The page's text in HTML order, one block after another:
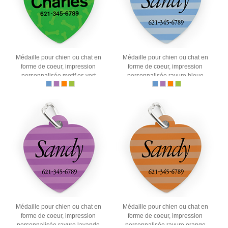
Médaille pour chien ou chat en
forme de coeur, impression
personnalisée motif os vert
Médaille pour chien ou chat en
forme de coeur, impression
personnalisée rayure bleue
Médaille pour chien ou chat en
forme de coeur, impression
personnalisée rayure lavande
Médaille pour chien ou chat en
forme de coeur, impression
personnalisée rayure orange